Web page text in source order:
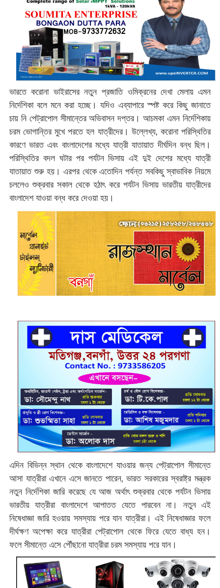
ভারতে করোনা ভাইরাসের নতুন প্রজাতি ওমিক্রনের দেখা মেলায় এমন
নির্দেশিকা বলে মনে করা হচ্ছে। যদিও এব্যাপারে স্পষ্ট করে কিছু জানাতে
চায় নি পেট্রাপোল সীমান্তের অভিবাসন দপ্তর। আচমকা এমন নির্দেশিকায়
চরম ভোগান্তির মুখে পরতে হল যাত্রীদের। উল্লেখ্য, করোনা পরিস্থিতির
কারণে ভারত এবং বাংলাদেশের মধ্যে যাত্রী যাতায়াত দীর্ঘদিন বন্ধ ছিল।
পরিস্থিতির বদল ঘটার পর পর্যটন ভিসায় এই দুই দেশের মধ্যে যাত্রী
যাতায়াত শুরু হয়। এরপর থেকে এতোদিন পর্যন্ত সবকিছু স্বাভাবিক নিয়মে
চললেও শুক্রবার সকাল থেকে হঠাৎ করে পর্যটন ভিসায় ভারতীয় যাত্রীদের
বাংলাদেশ যাওয়া বন্ধ করে দেওয়া হয়।
এদিন বিভিন্ন স্থান থেকে বাংলাদেশে যাওয়ার জন্য পেট্রাপোল সীমান্তে
আসা যাত্রীরা এখানে এসে জানতে পারেন, ভারত সরকারের স্বরাষ্ট্র মন্ত্রক
নতুন নির্দেশিকা জারি করেছে যে আজ অর্থাৎ শুক্রবার থেকে পর্যটন ভিসায়
ভারতীয় যাত্রীরা বাংলাদেশে আপাতত যেতে পারবেন না। নতুন এই
নিষেধাজ্ঞা জারি হওয়ায় সমস্যায় পরে যান যাত্রীরা। এই নিষেধাজ্ঞার ফলে
দীর্ঘক্ষণ অপেক্ষা করে যাত্রীরা পেট্রাপোল থেকে ফিরে যেতে বাধ্য হন।
ফলে সীমান্তে এসে পৌঁছানো যাত্রীরা চরম সমস্যায় পরে যান।